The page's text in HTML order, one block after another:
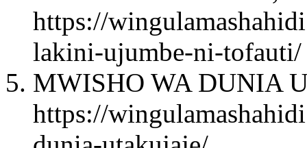
https://
lakini-ujumbe-ni-tofauti/
MWISHO WA DUNIA
https://